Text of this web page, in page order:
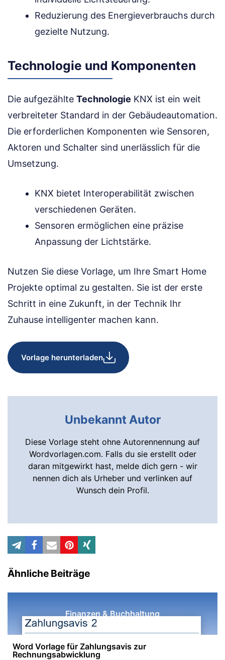
Reduzierung des Energieverbrauchs durch
gezielte Nutzung.
Technologie und Komponenten
Die aufgezählte Technologie KNX ist ein weit
verbreiteter Standard in der Gebäudeautomation.
Die erforderlichen Komponenten wie Sensoren,
Aktoren und Schalter sind unerlässlich für die
Umsetzung.
KNX bietet Interoperabilität zwischen
verschiedenen Geräten.
Sensoren ermöglichen eine präzise
Anpassung der Lichtstärke.
Nutzen Sie diese Vorlage, um Ihre Smart Home
Projekte optimal zu gestalten. Sie ist der erste
Schritt in eine Zukunft, in der Technik Ihr
Zuhause intelligenter machen kann.
Vorlage herunterladen
Unbekannt Autor
Diese Vorlage steht ohne Autorennennung auf
Wordvorlagen.com. Falls du sie erstellt oder
daran mitgewirkt hast, melde dich gern - wir
nennen dich als Urheber und verlinken auf
Wunsch dein Profil.
Ähnliche Beiträge
Finanzen & Buchhaltung
Word Vorlage für Zahlungsavis zur
Rechnungsabwicklung